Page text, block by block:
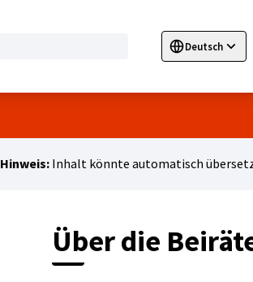
Deutsch
Sprache wählen
Hinweis: Inhalt könnte automatisch
Über die